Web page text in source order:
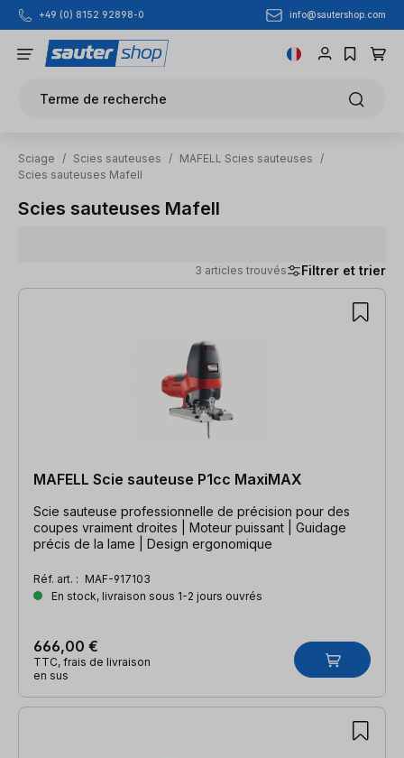
Passer au contenu principal
+49 (0) 8152 92898-0 info@sautershop.com
Terme de recherche
Sciage / Scies sauteuses / MAFELL Scies sauteuses
/
Scies sauteuses Mafell
Scies sauteuses Mafell
3 articles trouvés Filtrer et trier
3 articles trouvés
MAFELL Scie sauteuse P1cc MaxiMAX
Scie sauteuse professionnelle de précision pour des
coupes vraiment droites | Moteur puissant | Guidage
précis de la lame | Design ergonomique
Réf. art. : MAF-917103
En stock, livraison sous 1-2 jours ouvrés
666,00 €
TTC, frais de livraison
en sus